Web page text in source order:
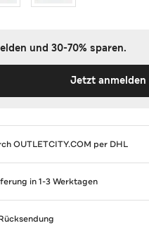
und 30-70% sparen.
Jetzt anmelden
OUTLETCITY.COM per DHL
in 1-3 Werktagen